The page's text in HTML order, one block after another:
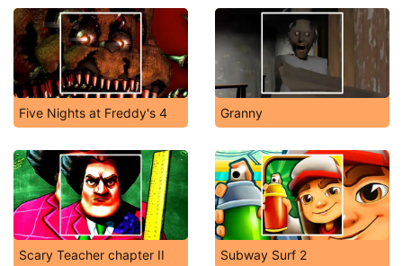
Five Nights at Freddy's 4 Granny
Scary Teacher chapter II Subway Surf 2